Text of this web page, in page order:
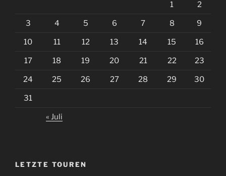
1 2
3 4 5 6 7 8 9
10 11 12 13 14 15 16
17 18 19 20 21 22 23
24 25 26 27 28 29 30
31
« Juli
LETZTE TOUREN